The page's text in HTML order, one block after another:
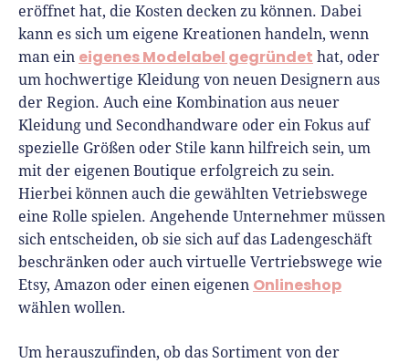
eröffnet hat, die Kosten decken zu können. Dabei
kann es sich um eigene Kreationen handeln, wenn
man ein eigenes Modelabel gegründet hat, oder
um hochwertige Kleidung von neuen Designern aus
der Region. Auch eine Kombination aus neuer
Kleidung und Secondhandware oder ein Fokus auf
spezielle Größen oder Stile kann hilfreich sein, um
mit der eigenen Boutique erfolgreich zu sein.
Hierbei können auch die gewählten Vetriebswege
eine Rolle spielen. Angehende Unternehmer müssen
sich entscheiden, ob sie sich auf das Ladengeschäft
beschränken oder auch virtuelle Vertriebswege wie
Etsy, Amazon oder einen eigenen Onlineshop
wählen wollen.
Um herauszufinden, ob das Sortiment von der